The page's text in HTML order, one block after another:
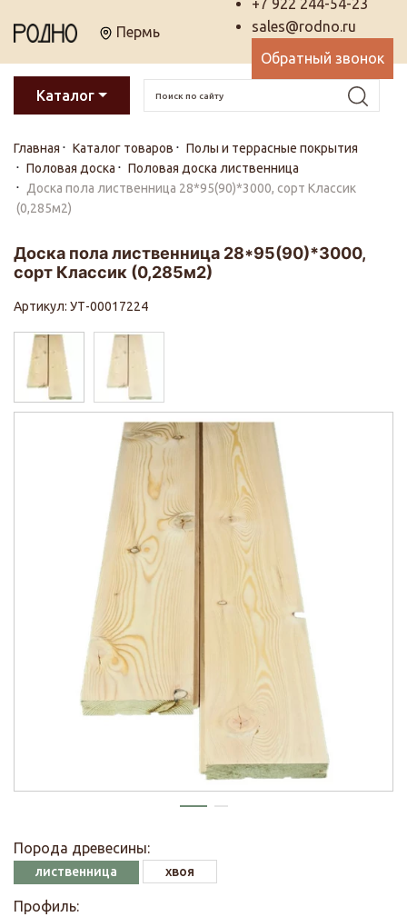
Пермь
+7 922 244-54-23
sales@rodno.ru
Обратный звонок
Каталог
Главная Каталог товаров
Полы и террасные покрытия
Половая доска
Половая доска лиственница
Доска пола лиственница 28*95(90)*3000, сорт Классик
(0,285м2)
Доска пола лиственница 28*95(90)*3000,
сорт Классик (0,285м2)
Артикул: УТ-00017224
Порода древесины:
лиственница хвоя
Профиль: